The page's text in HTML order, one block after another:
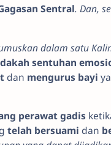
Sentral. Dan,
dalam satu
sentuhan
dan mengurus bayi
perawat gadis
telah bersuami dan